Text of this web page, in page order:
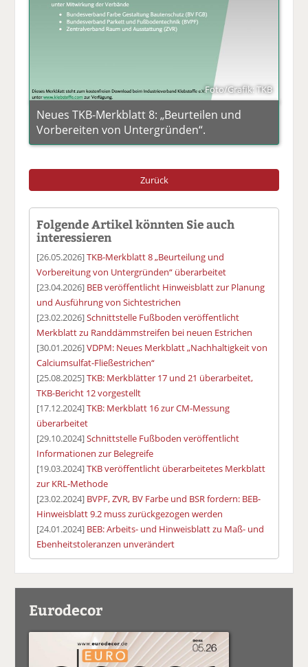
Foto/Grafik: TKB
Neues TKB-Merkblatt 8: „Beurteilen und
Vorbereiten von Untergründen“.
Zurück
Folgende Artikel könnten Sie auch
interessieren
[26.05.2026]TKB-Merkblatt 8 „Beurteilung und
Vorbereitung von Untergründen“ überarbeitet
[23.04.2026] BEB veröffentlicht Hinweisblatt zur Planung
und Ausführung von Sichtestrichen
[23.02.2026]Schnittstelle Fußboden veröffentlicht
Merkblatt zu Randdämmstreifen bei neuen Estrichen
[30.01.2026]VDPM: Neues Merkblatt „Nachhaltigkeit von
Calciumsulfat-Fließestrichen“
[25.08.2025]TKB: Merkblätter 17 und 21 überarbeitet,
TKB-Bericht 12 vorgestellt
[17.12.2024]TKB: Merkblatt 16 zur CM-Messung
überarbeitet
[29.10.2024]Schnittstelle Fußboden veröffentlicht
Informationen zur Belegreife
[19.03.2024]TKB veröffentlicht überarbeitetes Merkblatt
zur KRL-Methode
[23.02.2024] BVPF, ZVR, BV Farbe und BSR fordern: BEB-
Hinweisblatt 9.2 muss zurückgezogen werden
[24.01.2024] BEB: Arbeits- und Hinweisblatt zu Maß- und
Ebenheitstoleranzen unverändert
Eurodecor